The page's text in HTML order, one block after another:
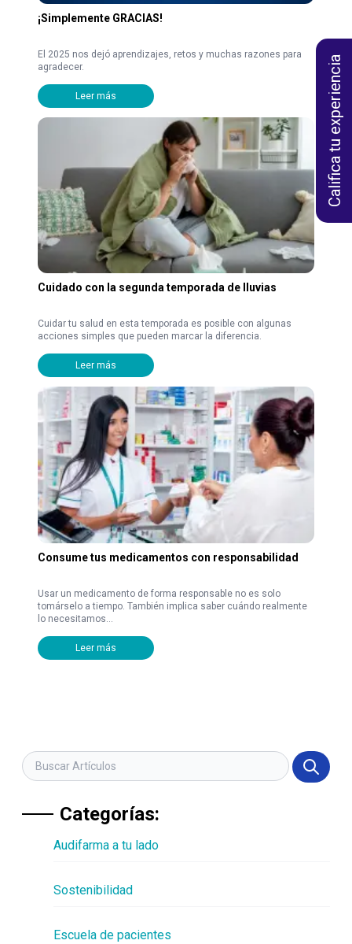
¡Simplemente GRACIAS!
El 2025 nos dejó aprendizajes, retos y muchas razones para
agradecer.
Leer más
Cuidado con la segunda temporada de lluvias
Cuidar tu salud en esta temporada es posible con algunas
acciones simples que pueden marcar la diferencia.
Leer más
Consume tus medicamentos con responsabilidad
Usar un medicamento de forma responsable no es solo
tomárselo a tiempo. También implica saber cuándo realmente
lo necesitamos...
Leer más
Categorías:
Audifarma a tu lado
Sostenibilidad
Escuela de pacientes
Califica tu experiencia